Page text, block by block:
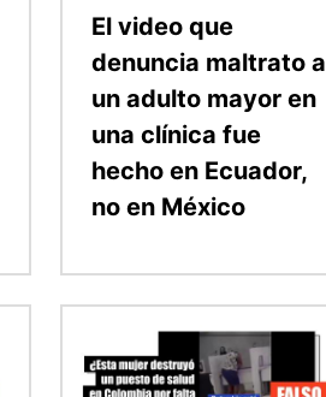
El video que
denuncia maltrato a
un adulto mayor en
una clínica fue
hecho en Ecuador,
no en México